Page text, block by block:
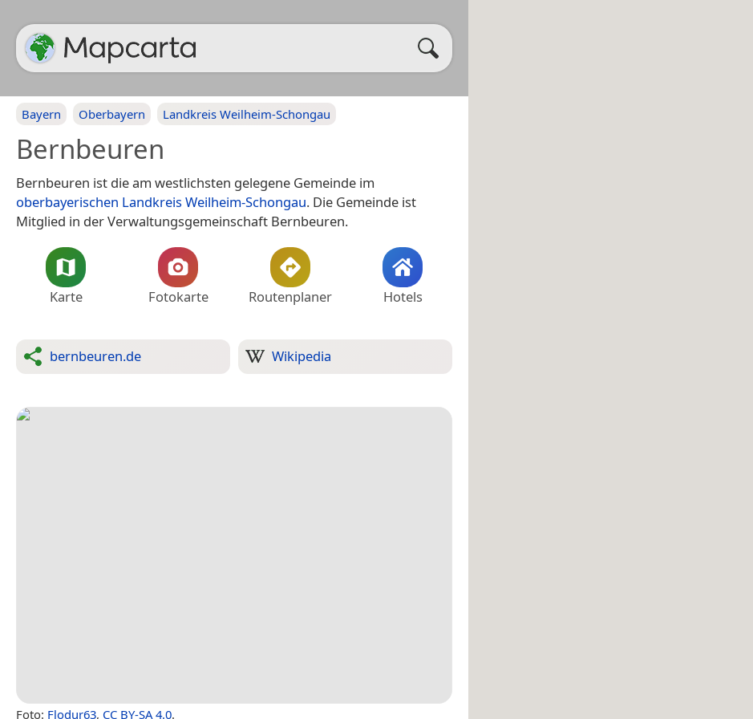
Bayern Oberbayern Landkreis Weilheim-Schongau
Bernbeuren
Bernbeuren ist die am westlichsten gelegene Gemeinde im
oberbayerischen Landkreis Weilheim-Schongau. Die Gemeinde ist
Mitglied in der Verwaltungsgemeinschaft Bernbeuren.
Karte Fotokarte Routenplaner Hotels
bernbeuren.de Wikipedia
Foto: Flodur63, CC BY-SA 4.0.